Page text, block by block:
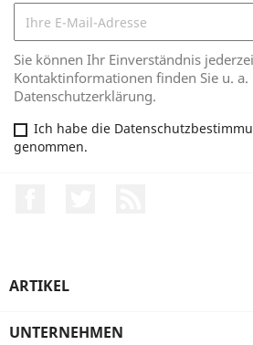
Sie können Ihr Einverständnis
Kontaktinformationen finden Sie u. a.
Datenschutzerklärung.
Ich habe die
genommen.
ARTIKEL
UNTERNEHMEN